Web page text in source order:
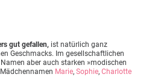
gut gefallen, ist natürlich ganz
Geschmacks. Im gesellschaftlichen
aber auch starken »modischen
Marie, Sophie, Charlotte